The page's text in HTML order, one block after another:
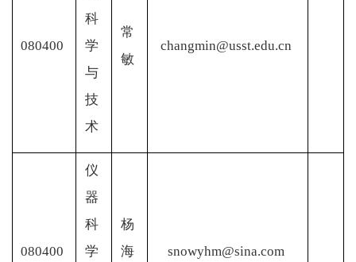
080400
科
学
与
技
术
常
敏
changmin@usst.edu.cn
080400
仪
器
科
学
杨
海
snowyhm@sina.com